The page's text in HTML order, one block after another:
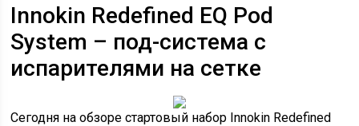
Innokin Redefined EQ Pod
System – под-система с
испарителями на сетке
Сегодня на обзоре стартовый набор Innokin Redefined